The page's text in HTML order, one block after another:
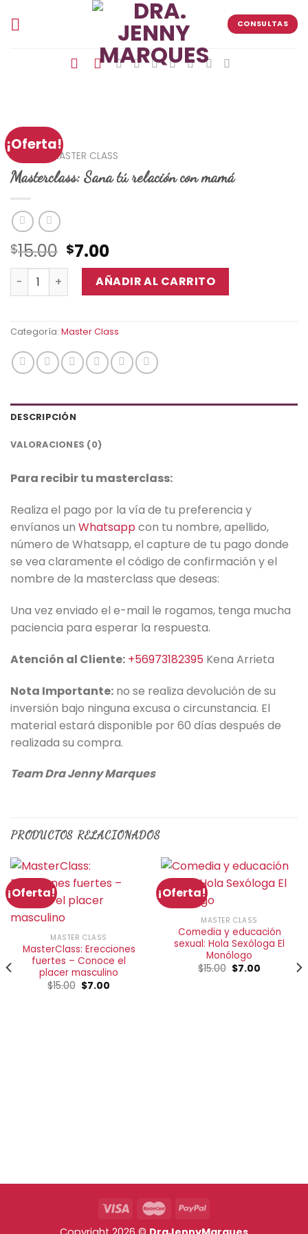
CONSULTAS
¡Oferta!
INICIO MASTER CLASS
Masterclass: Sana tú relación con mamá
$15.00 El
precio
original
era:
$15.00.
$7.00
precio
actual
es:
$7.00.
Masterclass: Sana tú relación con mamá cantidad
AÑADIR AL CARRITO
Categoría: Master Class
DESCRIPCIÓN
VALORACIONES (0)
Para recibir tu masterclass:
Realiza el pago por la vía de tu preferencia y
envíanos un Whatsappcon tu nombre, apellido,
número de Whatsapp, el capture de tu pago donde
se vea claramente el código de confirmación y el
nombre de la masterclass que deseas:
Una vez enviado el e-mail le rogamos, tenga mucha
paciencia para esperar la respuesta.
Atención al Cliente: +56973182395 Kena Arrieta
Nota Importante: no se realiza devolución de su
inversión bajo ninguna excusa o circunstancia. El
material estará disponible por 60 días después de
realizada su compra.
Team Dra Jenny Marques
PRODUCTOS RELACIONADOS
¡Oferta!
MASTER CLASS
MasterClass: Erecciones
fuertes – Conoce el
placer masculino
$15.00 El
$7.00
¡Oferta!
MASTER CLASS
Comedia y educación
sexual: Hola Sexóloga El
Monólogo
$15.00 El
$7.00